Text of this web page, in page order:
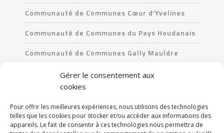
Gérer le consentement aux
cookies
Pour offrir les meilleures expériences, nous utilisons des technologies
telles que les cookies pour stocker et/ou accéder aux informations des
appareils. Le fait de consentir à ces technologies nous permettra de
Communauté de Communes Cœur d’Yvelines
Communauté de Communes du Pays Houdanais
Communauté de Communes Gally Mauldre
Communauté de Communes Les Portes de l’Île-
CONTACT
90 Avenue du Professeur-Emile-Sergent